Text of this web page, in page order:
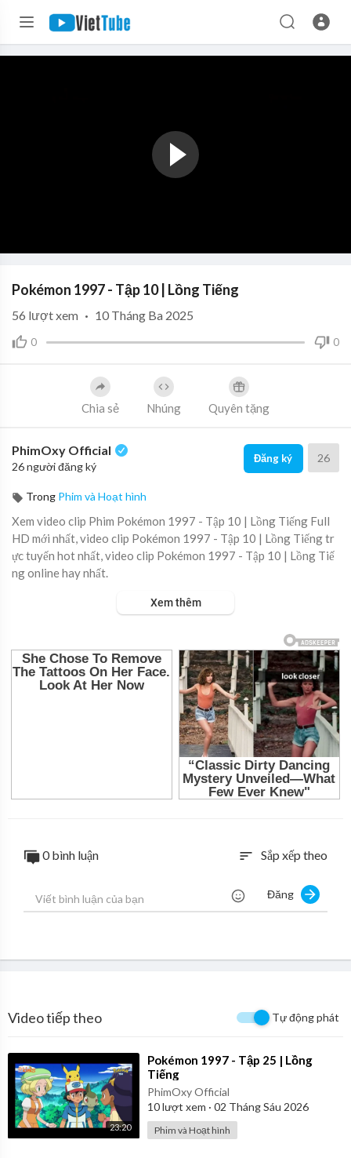
Pokémon 1997 - Tập 10 | Lồng Tiếng
0 0
56 lượt xem · 10 Tháng Ba 2025
Chia sẻ Nhúng Quyên tặng
PhimOxy Official
26 người đăng ký
Đăng ký 26
Trong Phim và Hoạt hình
Xem video clip Phim Pokémon 1997 - Tập 10 | Lồng Tiếng Full
HD mới nhất, video clip Pokémon 1997 - Tập 10 | Lồng Tiếng tr
ực tuyến hot nhất, video clip Pokémon 1997 - Tập 10 | Lồng Tiế
ng online hay nhất.
▶ Xem danh sách phát Full tập tại đây:
Xem thêm
0 bình luận sort Sắp xếp theo
Đăng
Video tiếp theo Tự động phát
23:20
⁣Pokémon 1997 - Tập 25 | Lồng
Tiếng
PhimOxy Official
10lượt xem · 02 Tháng Sáu 2026
Phim và Hoạt hình